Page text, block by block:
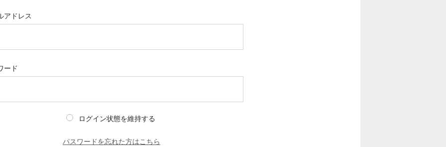
アドレス
ード
ログイン状態を維持する
パスワードを忘れた方はこちら